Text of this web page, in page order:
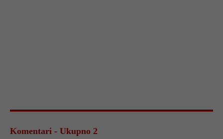
Komentari - Ukupno 2